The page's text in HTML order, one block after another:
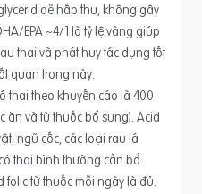
dễ hấp thu, không gây
EPA ~4/1 là tỷ lệ vàng giúp
thai và phát huy tác dụng tốt
quan trọng này.
thai theo khuyến cáo là 400-
và từ thuốc bổ sung). Acid
ngũ cốc, các loại rau lá
thai bình thường cần bổ
từ thuốc mỗi ngày là đủ.